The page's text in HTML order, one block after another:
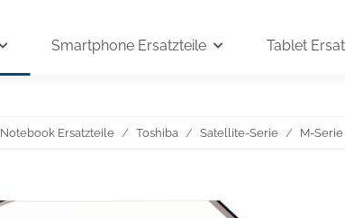
Smartphone Ersatzteile Tablet
Notebook Ersatzteile Toshiba Satellite-Serie M-Serie